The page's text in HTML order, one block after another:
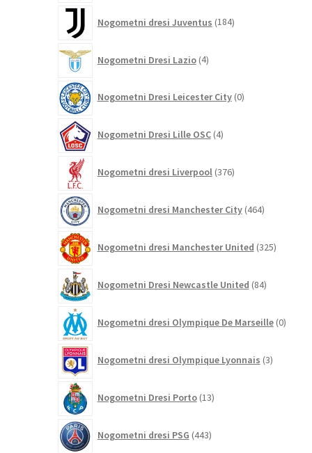
Nogometni dresi Juventus 184izdelkov
Nogometni Dresi Lazio 4izdelki
Nogometni Dresi Leicester City 0izdelkov
Nogometni Dresi Lille OSC 4izdelki
Nogometni dresi Liverpool 376izdelkov
Nogometni dresi Manchester City 464izdelkov
Nogometni dresi Manchester United 325izdelkov
Nogometni Dresi Newcastle United 84izdelkov
Nogometni dresi Olympique De Marseille 0
Nogometni dresi Olympique Lyonnais 3izdelki
Nogometni Dresi Porto 13izdelkov
Nogometni dresi PSG 443izdelkov